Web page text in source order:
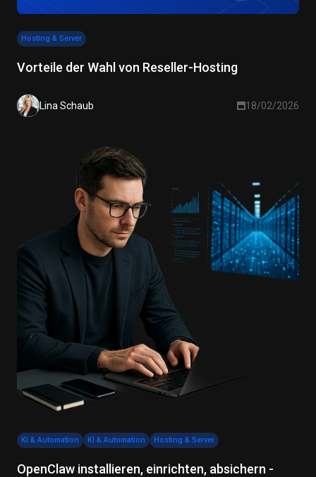
Hosting & Server
Vorteile der Wahl von Reseller-Hosting
Lina Schaub 18/02/2026
KI & Automation KI & Automation Hosting & Server
OpenClaw installieren, einrichten, absichern -